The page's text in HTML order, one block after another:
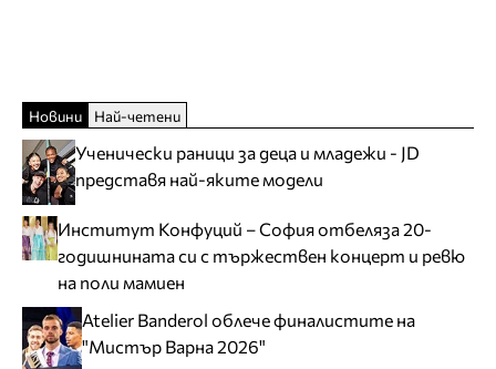
Новини Най-четени
Ученически раници за деца и младежи - JD
представя най-яките модели
Институт Конфуций – София отбеляза 20-
годишнината си с тържествен концерт и ревю
на поли мамиен
Atelier Banderol облече финалистите на
"Мистър Варна 2026"